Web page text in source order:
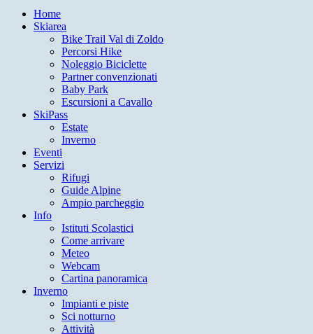
Home
Skiarea
Bike Trail Val di Zoldo
Percorsi Hike
Noleggio Biciclette
Partner convenzionati
Baby Park
Escursioni a Cavallo
SkiPass
Estate
Inverno
Eventi
Servizi
Rifugi
Guide Alpine
Ampio parcheggio
Info
Istituti Scolastici
Come arrivare
Meteo
Webcam
Cartina panoramica
Inverno
Impianti e piste
Sci notturno
Attività